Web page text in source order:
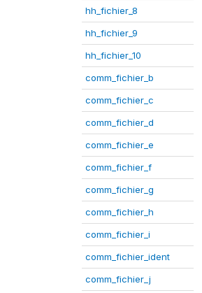
hh_fichier_8
hh_fichier_9
hh_fichier_10
comm_fichier_b
comm_fichier_c
comm_fichier_d
comm_fichier_e
comm_fichier_f
comm_fichier_g
comm_fichier_h
comm_fichier_i
comm_fichier_ident
comm_fichier_j